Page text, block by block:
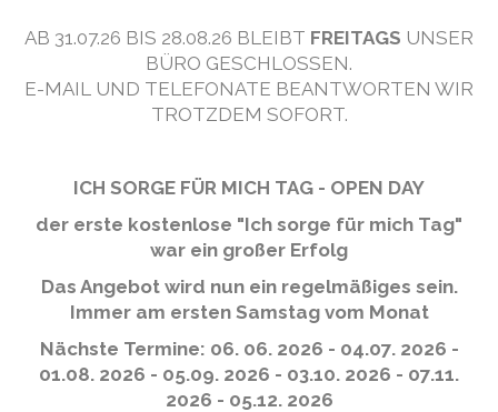
AB 31.07.26 BIS 28.08.26 BLEIBT FREITAGS UNSER
BÜRO GESCHLOSSEN.
E-MAIL UND TELEFONATE BEANTWORTEN WIR
TROTZDEM SOFORT.
ICH SORGE FÜR MICH TAG - OPEN DAY
der erste kostenlose "Ich sorge für mich Tag"
war ein großer Erfolg
Das Angebot wird nun ein regelmäßiges sein.
Immer am ersten Samstag vom Monat
Nächste Termine: 06. 06. 2026 - 04.07. 2026 -
01.08. 2026 - 05.09. 2026 - 03.10. 2026 - 07.11.
2026 - 05.12. 2026